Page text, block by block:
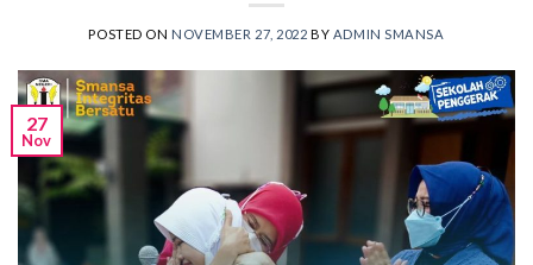
POSTED ON NOVEMBER 27, 2022 BY ADMIN SMANSA
27
Nov